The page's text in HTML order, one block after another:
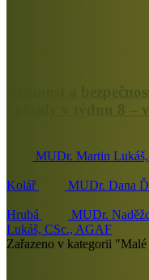
Účinnost a
kolitidy v týdnu 8 –
MUDr. Martin
Kolář MUDr. Dana
Hrubá MUDr.
Lukáš, CSc., AGAF
Zařazeno v kategorii